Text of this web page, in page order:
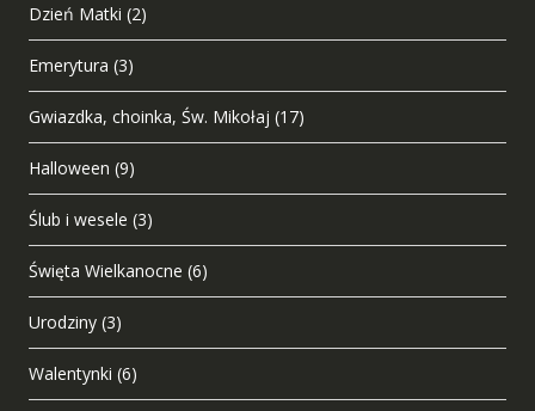
Dzień Matki (2)
Emerytura (3)
Gwiazdka, choinka, Św. Mikołaj (17)
Halloween (9)
Ślub i wesele (3)
Święta Wielkanocne (6)
Urodziny (3)
Walentynki (6)